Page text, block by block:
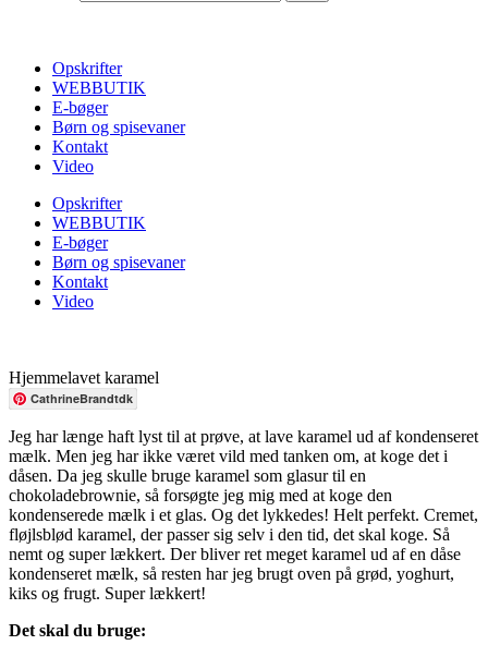
Opskrifter
WEBBUTIK
E-bøger
Børn og spisevaner
Kontakt
Video
Opskrifter
WEBBUTIK
E-bøger
Børn og spisevaner
Kontakt
Video
Hjemmelavet karamel
CathrineBrandtdk
Jeg har længe haft lyst til at prøve, at lave karamel ud af kondenseret
mælk. Men jeg har ikke været vild med tanken om, at koge det i
dåsen. Da jeg skulle bruge karamel som glasur til en
chokoladebrownie, så forsøgte jeg mig med at koge den
kondenserede mælk i et glas. Og det lykkedes! Helt perfekt. Cremet,
fløjlsblød karamel, der passer sig selv i den tid, det skal koge. Så
nemt og super lækkert. Der bliver ret meget karamel ud af en dåse
kondenseret mælk, så resten har jeg brugt oven på grød, yoghurt,
kiks og frugt. Super lækkert!
Det skal du bruge: